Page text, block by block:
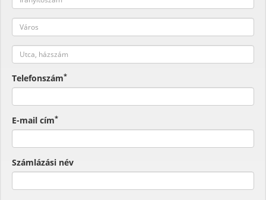
Telefonszám*
E-mail cím*
Számlázási név